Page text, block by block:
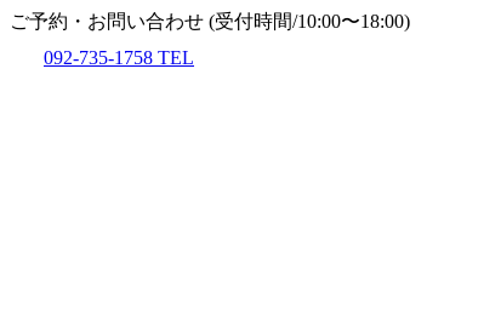
ご予約・お問い合わせ (受付時間/10:00〜18:00)
092-735-1758 TEL